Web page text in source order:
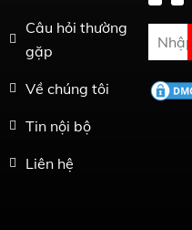
Câu hỏi thường
gặp
Về chúng tôi
Tin nội bộ
Liên hệ